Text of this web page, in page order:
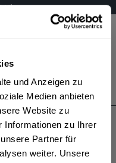
und Anzeigen zu
Medien anbieten
Website zu
Informationen zu Ihrer
Partner für
weiter. Unsere
Uhr
Bestellung widerrufen
unsere Datenschutzerklärung